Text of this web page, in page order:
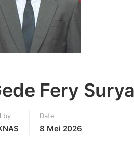
Fery
by Date
8 Mei 2026